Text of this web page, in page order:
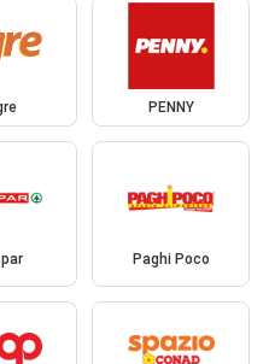
PENNY
Paghi Poco